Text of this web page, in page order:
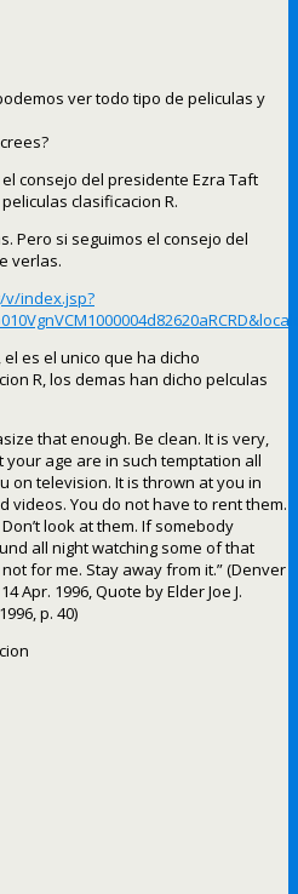
ver todo tipo de peliculas y
consejo del presidente Ezra Taft
clasificacion R.
Pero si seguimos el consejo del
verlas.
index.jsp?
es el unico que ha dicho
R, los demas han dicho pelculas
that enough. Be clean. It is very,
age are in such temptation all
on television. It is thrown at you in
videos. You do not have to rent them.
Don’t look at them. If somebody
all night watching some of that
for me. Stay away from it.” (Denver
Apr. 1996, Quote by Elder Joe J.
p. 40)